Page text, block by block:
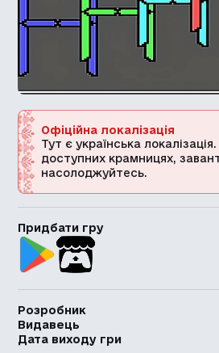
Офіційна локалізація
Тут є українська
доступних крамницях,
насолоджуйтесь.
Придбати гру
Розробник
Видавець
Дата виходу гри